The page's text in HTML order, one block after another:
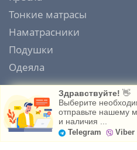
Главная
Здравствуйте! 👋
Выберите
отправьте нашему
и наличия ...
Telegram Viber
Тонкие матрасы
Наматрасники
Подушки
Одеяла
ИНТЕРНЕТ МАГАЗИН МАТРАСОВ